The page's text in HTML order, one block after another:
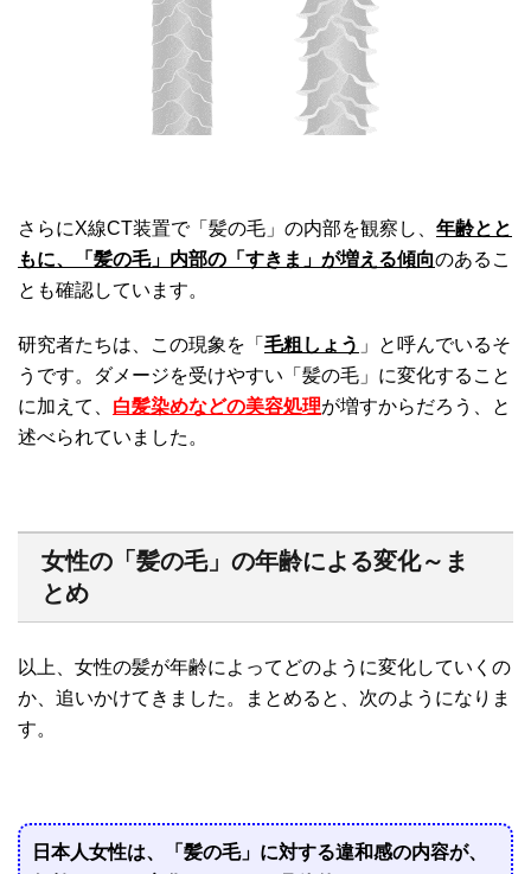
さらにX線CT装置で「髪の毛」の内部を観察し、 年齢とと
もに、「髪の毛」内部の「すきま」が増える傾向のあるこ
とも確認しています。
研究者たちは、この現象を「 毛粗しょう 」と呼んでいるそ
うです。ダメージを受けやすい「髪の毛」に変化すること
に加えて、 白髪染めなどの美容処理が増すからだろう、と
述べられていました。
女性の「髪の毛」の年齢による変化～ま
とめ
以上、女性の髪が年齢によってどのように変化していくの
か、追いかけてきました。まとめると、次のようになりま
す。
日本人女性は、「髪の毛」に対する違和感の内容が、